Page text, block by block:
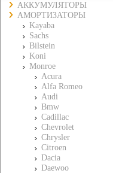
АККУМУЛЯТОРЫ
АМОРТИЗАТОРЫ
Kayaba
Sachs
Bilstein
Koni
Monroe
Acura
Alfa Romeo
Audi
Bmw
Cadillac
Chevrolet
Chrysler
Citroen
Dacia
Daewoo